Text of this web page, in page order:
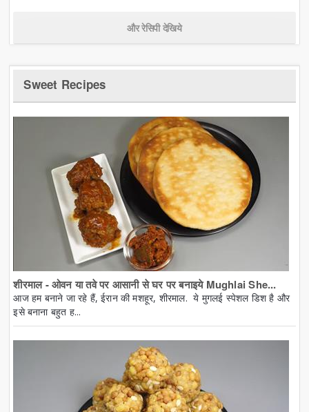
और रेसिपी देखिये
Sweet Recipes
शीरमाल - ओवन या तवे पर आसानी से घर पर बनाइये Mughlai She...
आज हम बनाने जा रहे हैं, ईरान की मशहूर, शीरमाल. ये मुगलई स्पेशल डिश है और
इसे बनाना बहुत ह...